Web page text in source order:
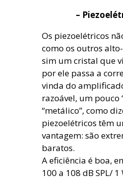
–
Os piezoelétricos
como os outros
sim um cristal que
por ele passa a
vinda do
razoável, um pouco
“metálico”, como
piezoelétricos têm
vantagem: são
baratos.
A eficiência é boa,
100 a 108 dB SPL/